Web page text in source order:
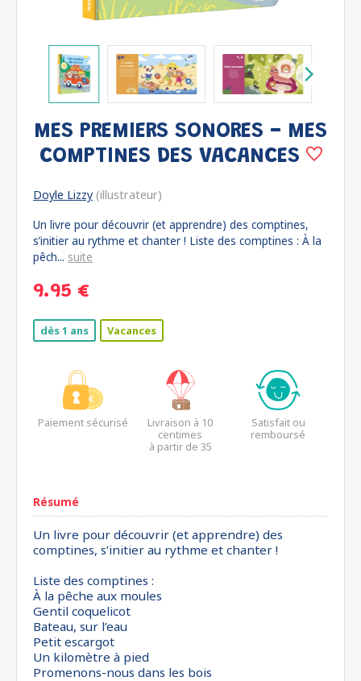
MES PREMIERS SONORES - MES
COMPTINES DES VACANCES
Doyle Lizzy (illustrateur)
Un livre pour découvrir (et apprendre) des comptines,
s’initier au rythme et chanter ! Liste des comptines : À la
pêch... suite
9.95 €
dès 1 ans Vacances
Paiement sécurisé
Livraison à 10
centimes
à partir de 35
Satisfait ou
remboursé
Résumé
Un livre pour découvrir (et apprendre) des
comptines, s’initier au rythme et chanter !
Liste des comptines :
À la pêche aux moules
Gentil coquelicot
Bateau, sur l’eau
Petit escargot
Un kilomètre à pied
Promenons-nous dans les bois